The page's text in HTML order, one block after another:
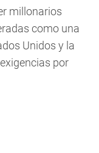
millonarios
como una
Unidos y la
por